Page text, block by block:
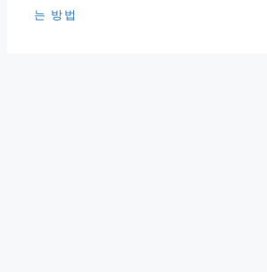
는 방법